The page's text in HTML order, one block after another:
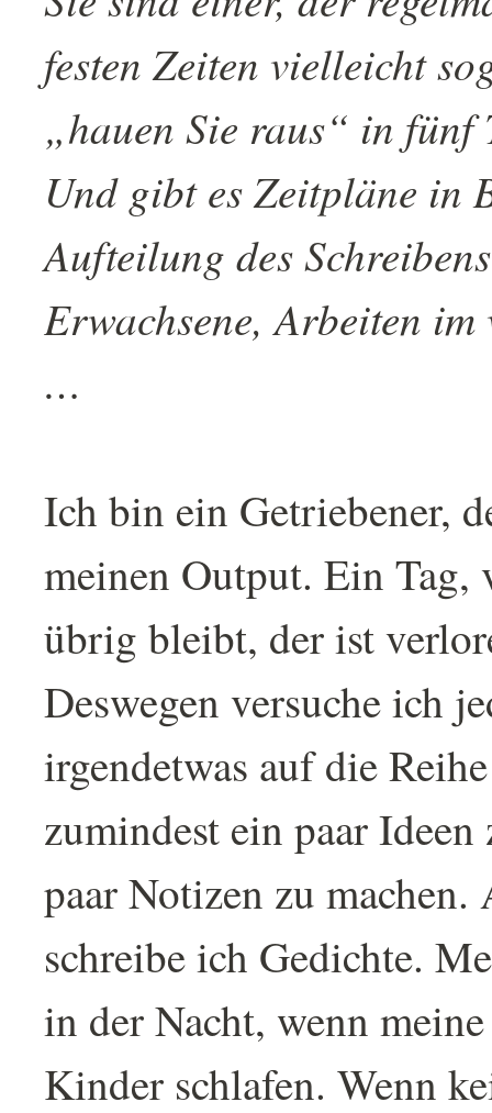
festen Zeiten vielleicht
„hauen Sie raus“ in fünf
Und gibt es Zeitpläne in
Aufteilung des
Erwachsene, Arbeiten
…
Ich bin ein Getriebener,
meinen Output. Ein Tag,
übrig bleibt, der ist
Deswegen versuche ich
irgendetwas auf die
zumindest ein paar
paar Notizen zu machen.
schreibe ich Gedichte.
in der Nacht, wenn
Kinder schlafen. Wenn